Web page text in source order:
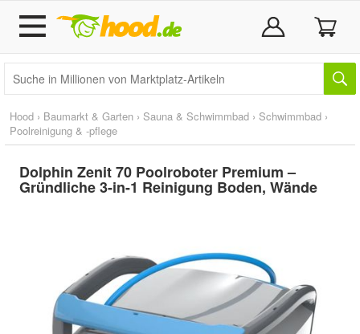
Hood › Baumarkt & Garten › Sauna & Schwimmbad › Schwimmbad ›
Poolreinigung & -pflege
Dolphin Zenit 70 Poolroboter Premium –
Gründliche 3-in-1 Reinigung Boden, Wände